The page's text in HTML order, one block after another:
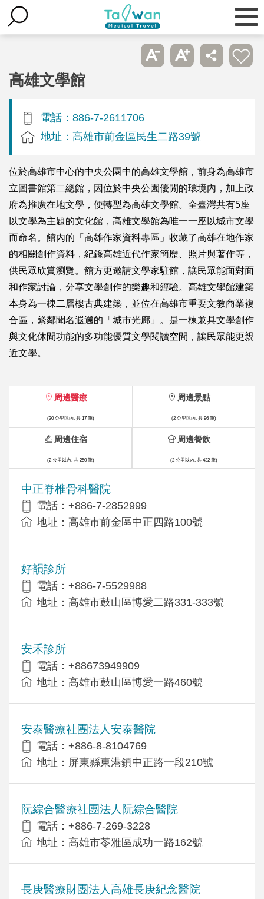
高雄文學館
電話：886-7-2611706
地址：高雄市前金區民生二路39號
位於高雄市中心的中央公園中的高雄文學館，前身為高雄市
立圖書館第二總館，因位於中央公園優閒的環境內，加上政
府為推廣在地文學，便轉型為高雄文學館。全臺灣共有5座
以文學為主題的文化館，高雄文學館為唯一一座以城市文學
而命名。館內的「高雄作家資料專區」收藏了高雄在地作家
的相關創作資料，紀錄高雄近代作家簡歷、照片與著作等，
供民眾欣賞瀏覽。館方更邀請文學家駐館，讓民眾能面對面
和作家討論，分享文學創作的樂趣和經驗。高雄文學館建築
本身為一棟二層樓古典建築，並位在高雄市重要文教商業複
合區，緊鄰聞名遐邇的「城市光廊」。是一棟兼具文學創作
與文化休閒功能的多功能優質文學閱讀空間，讓民眾能更親
近文學。
周邊醫療
(30 公里以內, 共 17 筆)
中正脊椎骨科醫院
電話：+886-7-2852999
地址：高雄市前金區中正四路100號
好韻診所
電話：+886-7-5529988
地址：高雄市鼓山區博愛二路331-333號
安禾診所
電話：+88673949909
地址：高雄市鼓山區博愛一路460號
安泰醫療社團法人安泰醫院
電話：+886-8-8104769
地址：屏東縣東港鎮中正路一段210號
阮綜合醫療社團法人阮綜合醫院
電話：+886-7-269-3228
地址：高雄市苓雅區成功一路162號
長庚醫療財團法人高雄長庚紀念醫院
周邊景點
(2 公里以內, 共 96 筆)
周邊住宿
(2 公里以內, 共 250 筆)
周邊餐飲
(2 公里以內, 共 432 筆)